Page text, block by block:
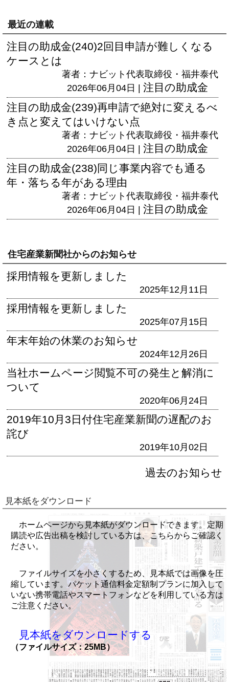
最近の連載
注目の助成金(240)2回目申請が難しくなる
ケースとは
著者：ナビット代表取締役・福井泰代
2026年06月04日 | 注目の助成金
注目の助成金(239)再申請で絶対に変えるべ
き点と変えてはいけない点
著者：ナビット代表取締役・福井泰代
2026年06月04日 | 注目の助成金
注目の助成金(238)同じ事業内容でも通る
年・落ちる年がある理由
著者：ナビット代表取締役・福井泰代
2026年06月04日 | 注目の助成金
住宅産業新聞社からのお知らせ
採用情報を更新しました
2025年12月11日
採用情報を更新しました
2025年07月15日
年末年始の休業のお知らせ
2024年12月26日
当社ホームページ閲覧不可の発生と解消に
ついて
2020年06月24日
2019年10月3日付住宅産業新聞の遅配のお
詫び
2019年10月02日
過去のお知らせ
見本紙をダウンロード
ホームページから見本紙がダウンロードできます。定期
購読や広告出稿を検討している方は、こちらからご確認く
ださい。
ファイルサイズを小さくするため、見本紙では画像を圧
縮しています。パケット通信料金定額制プランに加入して
いない携帯電話やスマートフォンなどを利用している方は
ご注意ください。
見本紙をダウンロードする
（ファイルサイズ：25MB）